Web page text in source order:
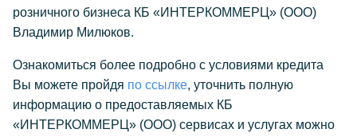
розничного бизнеса КБ «ИНТЕРКОММЕРЦ» (ООО)
Владимир Милюков.
Ознакомиться более подробно с условиями кредита
Вы можете пройдя по ссылке, уточнить полную
информацию о предоставляемых КБ
«ИНТЕРКОММЕРЦ» (ООО) сервисах и услугах можно